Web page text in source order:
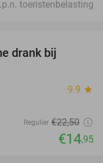
toeristenbelasting
drank bij
9.9 star
Regulier €22,50
€14,95